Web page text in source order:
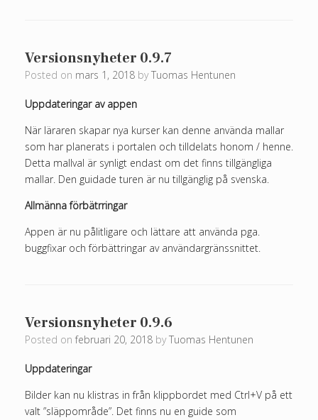
Versionsnyheter 0.9.7
Posted on mars 1, 2018 byTuomas Hentunen
Uppdateringar av appen
När läraren skapar nya kurser kan denne använda mallar
som har planerats i portalen och tilldelats honom / henne.
Detta mallval är synligt endast om det finns tillgängliga
mallar. Den guidade turen är nu tillgänglig på svenska.
Allmänna förbätrringar
Appen är nu pålitligare och lättare att använda pga.
buggfixar och förbättringar av användargränssnittet.
Versionsnyheter 0.9.6
Posted onfebruari 20, 2018 byTuomas Hentunen
Uppdateringar
Bilder kan nu klistras in från klippbordet med Ctrl+V på ett
valt ”släppområde”. Det finns nu en guide som